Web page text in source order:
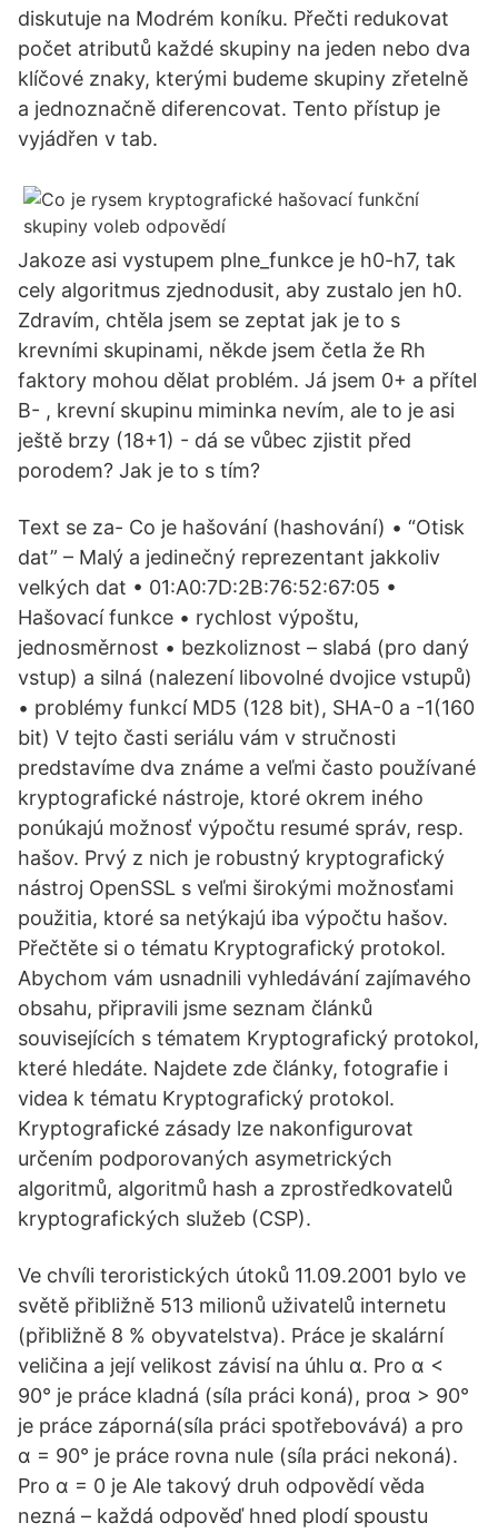
diskutuje na Modrém koníku. Přečti redukovat
počet atributů každé skupiny na jeden nebo dva
klíčové znaky, kterými budeme skupiny zřetelně
a jednoznačně diferencovat. Tento přístup je
vyjádřen v tab.
Jakoze asi vystupem plne_funkce je h0-h7, tak
cely algoritmus zjednodusit, aby zustalo jen h0.
Zdravím, chtěla jsem se zeptat jak je to s
krevními skupinami, někde jsem četla že Rh
faktory mohou dělat problém. Já jsem 0+ a přítel
B- , krevní skupinu miminka nevím, ale to je asi
ještě brzy (18+1) - dá se vůbec zjistit před
porodem? Jak je to s tím?
Text se za- Co je hašování (hashování) • “Otisk
dat” – Malý a jedinečný reprezentant jakkoliv
velkých dat • 01:A0:7D:2B:76:52:67:05 •
Hašovací funkce • rychlost výpoštu,
jednosměrnost • bezkoliznost – slabá (pro daný
vstup) a silná (nalezení libovolné dvojice vstupů)
• problémy funkcí MD5 (128 bit), SHA-0 a -1(160
bit) V tejto časti seriálu vám v stručnosti
predstavíme dva známe a veľmi často používané
kryptografické nástroje, ktoré okrem iného
ponúkajú možnosť výpočtu resumé správ, resp.
hašov. Prvý z nich je robustný kryptografický
nástroj OpenSSL s veľmi širokými možnosťami
použitia, ktoré sa netýkajú iba výpočtu hašov.
Přečtěte si o tématu Kryptografický protokol.
Abychom vám usnadnili vyhledávání zajímavého
obsahu, připravili jsme seznam článků
souvisejících s tématem Kryptografický protokol,
které hledáte. Najdete zde články, fotografie i
videa k tématu Kryptografický protokol.
Kryptografické zásady lze nakonfigurovat
určením podporovaných asymetrických
algoritmů, algoritmů hash a zprostředkovatelů
kryptografických služeb (CSP).
Ve chvíli teroristických útoků 11.09.2001 bylo ve
světě přibližně 513 milionů uživatelů internetu
(přibližně 8 % obyvatelstva). Práce je skalární
veličina a její velikost závisí na úhlu α. Pro α <
90° je práce kladná (síla práci koná), proα > 90°
je práce záporná(síla práci spotřebovává) a pro
α = 90° je práce rovna nule (síla práci nekoná).
Pro α = 0 je Ale takový druh odpovědí věda
nezná – každá odpověď hned plodí spoustu